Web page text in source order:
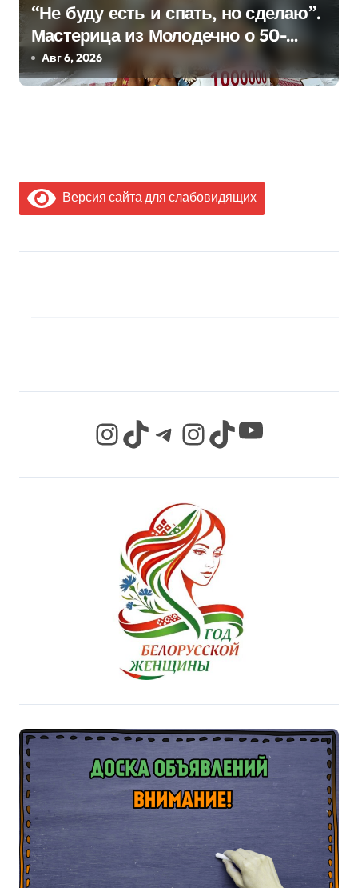
“Не буду есть и спать, но сделаю”.
Мастерица из Молодечно о 50-
килограммовом каравае для
Дворца Независимости
Авг 6, 2026
Версия сайта для слабовидящих
InstagramTikTok Telegram InstagramTikTok YouTube